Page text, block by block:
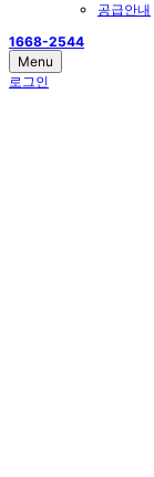
공급안내
1668-2544
Menu
로그인